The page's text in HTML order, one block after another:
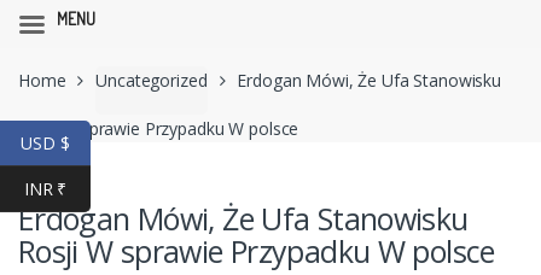
navigation
content
Home Uncategorized Erdogan Mówi, Że Ufa Stanowisku
Rosji W sprawie Przypadku W polsce
Erdogan Mówi, Że Ufa Stanowisku
Rosji W sprawie Przypadku W polsce
USD $
INR ₹
MENU